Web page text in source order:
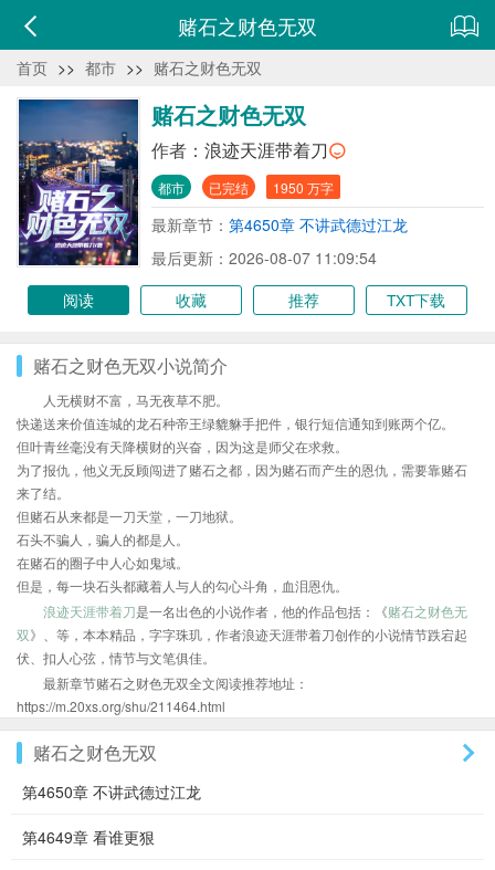
赌石之财色无双
首页 >> 都市 >> 赌石之财色无双
赌石之财色无双
作者： 浪迹天涯带着刀
都市 已完结 1950 万字
最新章节： 第4650章 不讲武德过江龙
最后更新：2026-08-07 11:09:54
阅读
收藏 推荐 TXT下载
赌石之财色无双小说简介
人无横财不富，马无夜草不肥。
快递送来价值连城的龙石种帝王绿貔貅手把件，银行短信通知到账两个亿。
但叶青丝毫没有天降横财的兴奋，因为这是师父在求救。
为了报仇，他义无反顾闯进了赌石之都，因为赌石而产生的恩仇，需要靠赌石
来了结。
但赌石从来都是一刀天堂，一刀地狱。
石头不骗人，骗人的都是人。
在赌石的圈子中人心如鬼域。
但是，每一块石头都藏着人与人的勾心斗角，血泪恩仇。
浪迹天涯带着刀是一名出色的小说作者，他的作品包括：《赌石之财色无
双》、等，本本精品，字字珠玑，作者浪迹天涯带着刀创作的小说情节跌宕起
伏、扣人心弦，情节与文笔俱佳。
最新章节赌石之财色无双全文阅读推荐地址：
https://m.20xs.org/shu/211464.html
赌石之财色无双
第4650章 不讲武德过江龙
第4649章 看谁更狠